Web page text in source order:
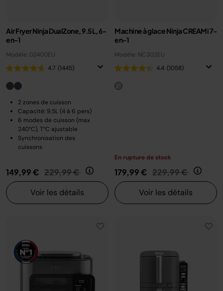
Air Fryer Ninja DualZone, 9.5L, 6-
en-1
Modèle: DZ400EU
4.7 (1445)
2 zones de cuisson
Capacité: 9.5L (4 à 6 pers)
6 modes de cuisson (max
240°C), T°C ajustable
Synchronisation des
cuissons
149,99 € Prix réduit de
229,99 € au
Voir les détails
Machine à glace Ninja CREAMi 7-
en-1
Modèle: NC302EU
4.4 (1058)
En rupture de stock
179,99 € Prix réduit de
229,99 € au
Voir les détails